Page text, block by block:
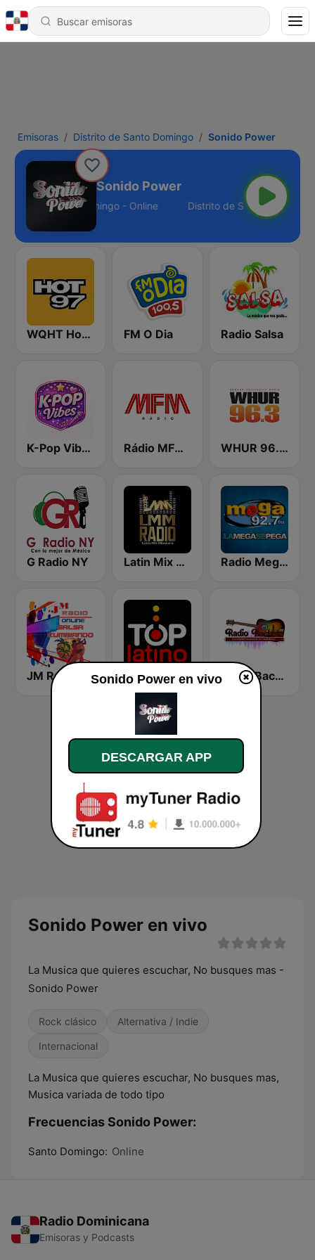
Emisoras Distrito de Santo Domingo Sonido Power
Sonido Power
de Santo Domingo - Online
WQHT Hot 97 FM FM O Dia Radio Salsa
K-Pop Vibes Rádio MFM Angola WHUR 96.3 FM
G Radio NY Latin Mix Masters Radio Radio Mega 92.7 FM
Top Latino Radio Radio Bachata
Sonido Power en vivo
La Musica que quieres escuchar, No busques mas -
Sonido Power
Rock clásico Alternativa / Indie
Internacional
La Musica que quieres escuchar, No busques mas,
Musica variada de todo tipo
Frecuencias Sonido Power:
Santo Domingo: Online
Radio Dominicana
Emisoras y Podcasts
Sonido Power en vivo
DESCARGAR APP